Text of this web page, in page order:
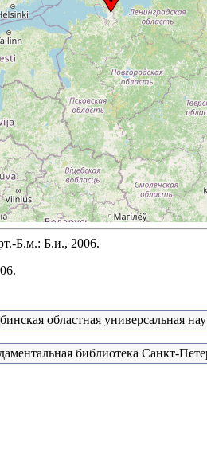
Б.м.: Б.и., 2006.
областная универсальная
библиотека Санкт-